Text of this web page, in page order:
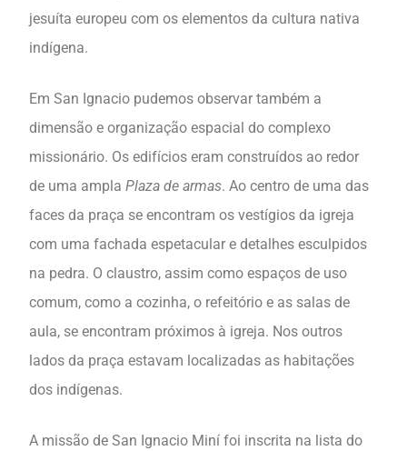
jesuíta europeu com os elementos da cultura nativa
indígena.
Em San Ignacio pudemos observar também a
dimensão e organização espacial do complexo
missionário. Os edifícios eram construídos ao redor
de uma amplaPlaza de armas. Ao centro de uma das
faces da praça se encontram os vestígios da igreja
com uma fachada espetacular e detalhes esculpidos
na pedra. O claustro, assim como espaços de uso
comum, como a cozinha, o refeitório e as salas de
aula, se encontram próximos à igreja. Nos outros
lados da praça estavam localizadas as habitações
dos indígenas.
A missão de San Ignacio Miní foi inscrita na lista do